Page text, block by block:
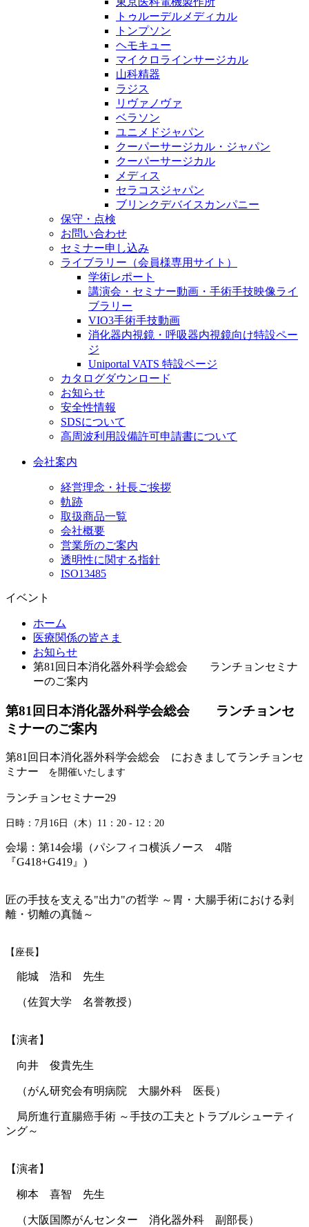
トゥルーデルメディカル
トンプソン
ヘモキュー
マイクロラインサージカル
山科精器
ラジス
リヴァノヴァ
ベラソン
ユニメドジャパン
クーパーサージカル・ジャパン
クーパーサージカル
メディス
セラコスジャパン
ブリンクデバイスカンパニー
保守・点検
お問い合わせ
セミナー申し込み
ライブラリー（会員様専用サイト）
学術レポート
講演会・セミナー動画・手術手技映像ライ
ブラリー
VIO3手術手技動画
消化器内視鏡・呼吸器内視鏡向け特設ペー
ジ
Uniportal VATS 特設ページ
カタログダウンロード
お知らせ
安全性情報
SDSについて
高周波利用設備許可申請書について
会社案内
経営理念・社長ご挨拶
軌跡
取扱商品一覧
会社概要
営業所のご案内
透明性に関する指針
ISO13485
イベント
ホーム
医療関係の皆さま
お知らせ
第81回日本消化器外科学会総会 ランチョンセミナ
ーのご案内
第81回日本消化器外科学会総会 ランチョンセ
ミナーのご案内
第81回日本消化器外科学会総会 におきましてランチョンセ
ミナー を開催いたします
ランチョンセミナー29
日時：7月16日（木）11：20 - 12：20
会場：第14会場（パシフィコ横浜ノース 4階
『G418+G419』)
匠の手技を支える"出力"の哲学 ～胃・大腸手術における剥
離・切離の真髄～
【座長】
能城 浩和 先生
（佐賀大学 名誉教授）
【演者】
向井 俊貴先生
（がん研究会有明病院 大腸外科 医長）
局所進行直腸癌手術 ～手技の工夫とトラブルシューティ
ング～
【演者】
柳本 喜智 先生
（大阪国際がんセンター 消化器外科 副部長）